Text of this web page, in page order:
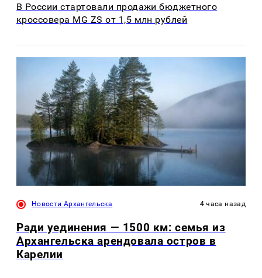
В России стартовали продажи бюджетного
кроссовера MG ZS от 1,5 млн рублей
Новости Архангельска 4 часа назад
Ради уединения — 1500 км: семья из
Архангельска арендовала остров в
Карелии